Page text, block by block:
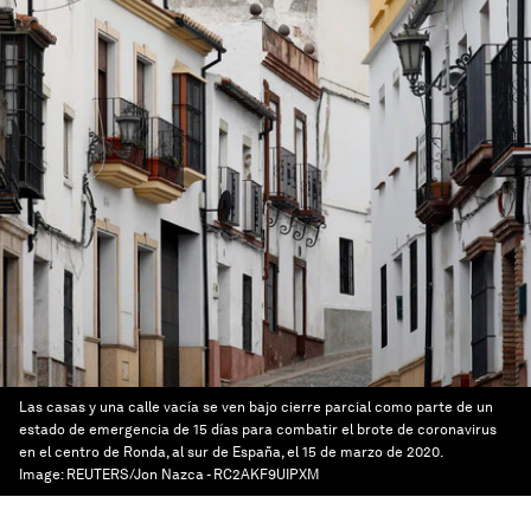
Las casas y una calle vacía se ven bajo cierre parcial como parte de un
estado de emergencia de 15 días para combatir el brote de coronavirus
en el centro de Ronda, al sur de España, el 15 de marzo de 2020.
Image: REUTERS/Jon Nazca - RC2AKF9UIPXM